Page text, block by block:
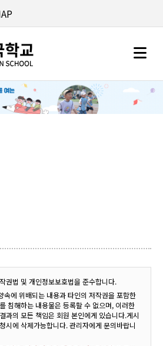
권법 및 개인정보보호법을 준수합니다.
속에 위배되는 내용과 타인의 저작권을 포함한
침해하는 내용물은 등록할 수 없으며, 이러한
과의 모든 책임은 회원 본인에게 있습니다.게시
시에 삭제가능합니다. 관리자에게 문의바랍니